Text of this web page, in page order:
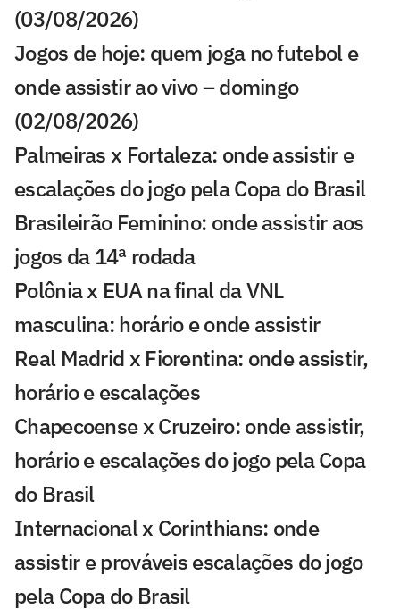
(03/08/2026)
Jogos de hoje: quem joga no futebol e
onde assistir ao vivo – domingo
(02/08/2026)
Palmeiras x Fortaleza: onde assistir e
escalações do jogo pela Copa do Brasil
Brasileirão Feminino: onde assistir aos
jogos da 14ª rodada
Polônia x EUA na final da VNL
masculina: horário e onde assistir
Real Madrid x Fiorentina: onde assistir,
horário e escalações
Chapecoense x Cruzeiro: onde assistir,
horário e escalações do jogo pela Copa
do Brasil
Internacional x Corinthians: onde
assistir e prováveis escalações do jogo
pela Copa do Brasil